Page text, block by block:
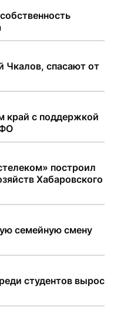
Чкалов, спасают от
край с поддержкой
построил
Хабаровского
семейную смену
студентов вырос